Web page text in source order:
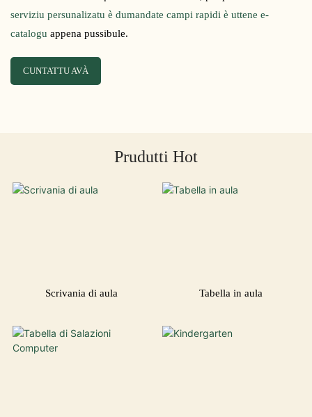
serviziu persunalizatu è dumandate campi rapidi è uttene e-
catalogu appena pussibule.
CUNTATTU AVÀ
Prudutti Hot
Scrivania di aula Tabella in aula